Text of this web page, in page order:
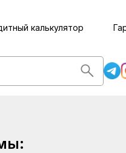
калькулятор